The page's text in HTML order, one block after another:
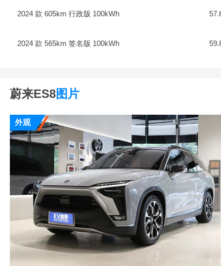
2024 款 605km 行政版 100kWh
2024 款 565km 签名版 100kWh
蔚来ES8图片
外观